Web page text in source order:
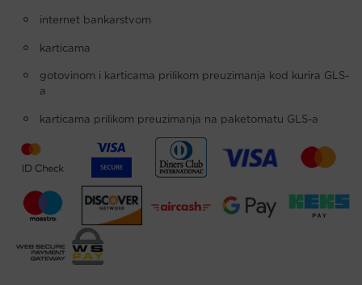
internet bankarstvom
karticama
gotovinom i karticama prilikom preuzimanja kod kurira GLS-
a
karticama prilikom preuzimanja na paketomatu GLS-a